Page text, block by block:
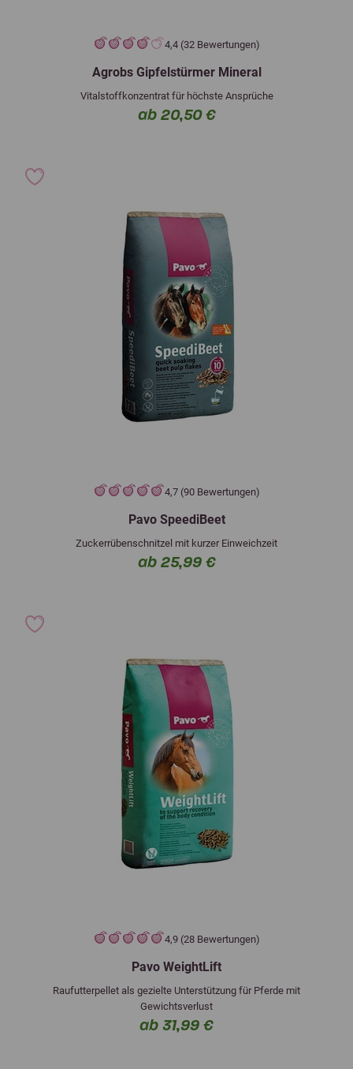
4,4 (32 Bewertungen)
Agrobs Gipfelstürmer Mineral
Vitalstoffkonzentrat für höchste Ansprüche
ab 20,50 €
4,7 (90 Bewertungen)
Pavo SpeediBeet
Zuckerrübenschnitzel mit kurzer Einweichzeit
ab 25,99 €
4,9 (28 Bewertungen)
Pavo WeightLift
Raufutterpellet als gezielte Unterstützung für Pferde mit
Gewichtsverlust
ab 31,99 €